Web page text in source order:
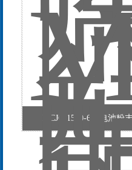
MCJC-1500-6锂电池粉